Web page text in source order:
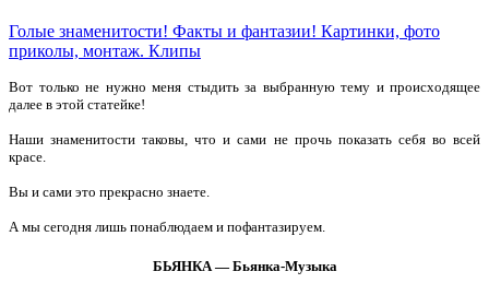
Голые знаменитости! Факты и фантазии! Картинки, фото
приколы, монтаж. Клипы
Вот только не нужно меня стыдить за выбранную тему и происходящее
далее в этой статейке!
Наши знаменитости таковы, что и сами не прочь показать себя во всей
красе.
Вы и сами это прекрасно знаете.
А мы сегодня лишь понаблюдаем и пофантазируем.
БЬЯНКА — Бьянка-Музыка